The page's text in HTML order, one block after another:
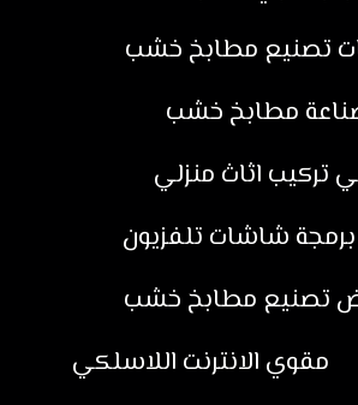
تصنيع مطابخ خشب
مطابخ خشب
تركيب اثاث منزلي
شاشات تلفزيون
تصنيع مطابخ خشب
مقوي الانترنت اللاسلكي